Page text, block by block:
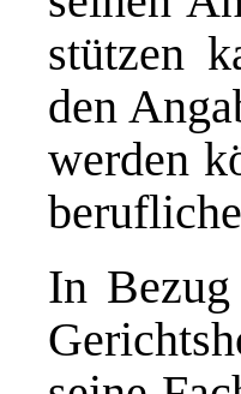
stützen
den
werden
In Bezug